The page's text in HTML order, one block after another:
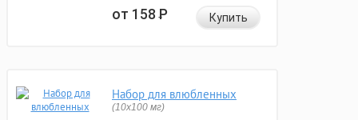
от 158Р Купить
Набор для влюбленных
(10х100 мг)